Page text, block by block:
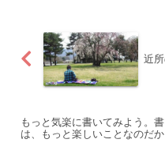
近
もっと気楽に書いてみよう。書
は、もっと楽しいことなのだか